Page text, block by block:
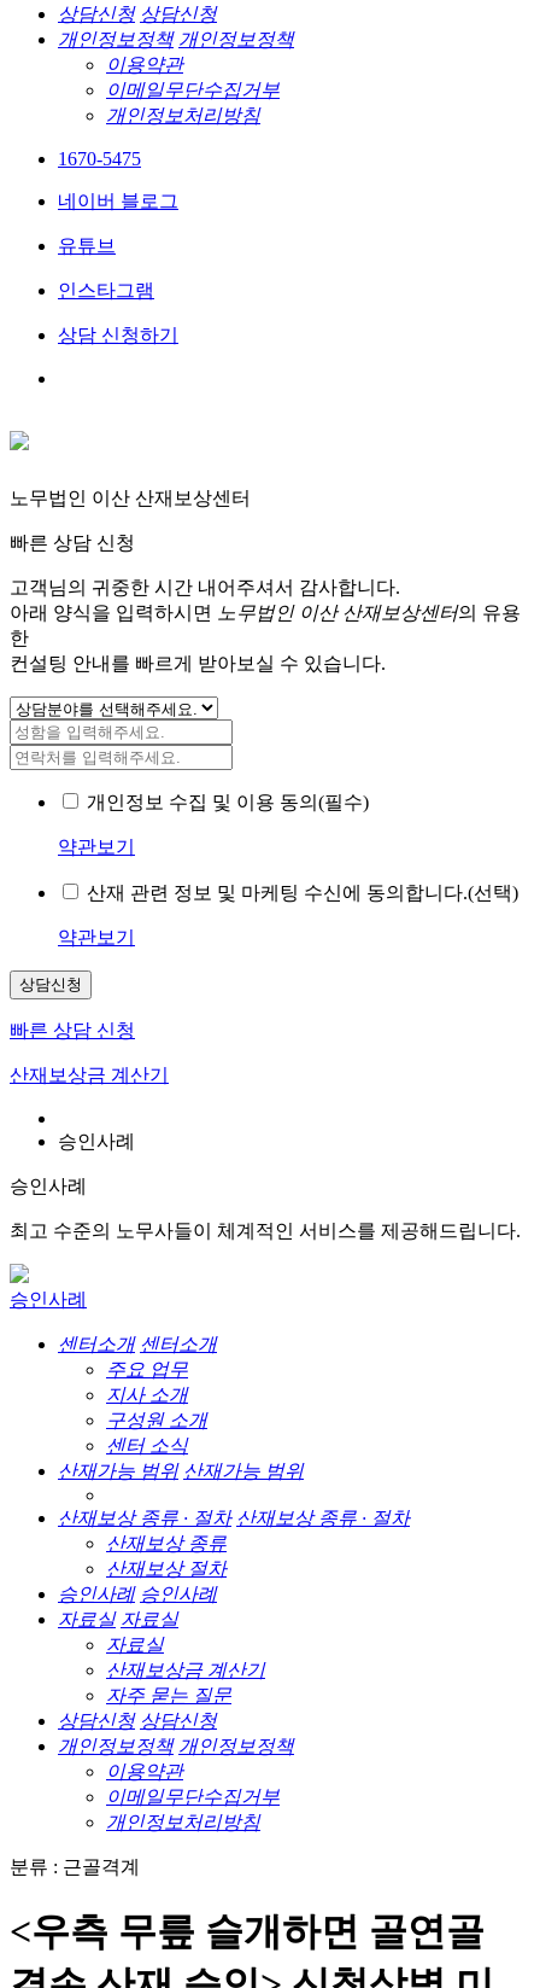
상담신청 상담신청
개인정보정책 개인정보정책
이용약관
이메일무단수집거부
개인정보처리방침
1670-5475
네이버 블로그
유튜브
인스타그램
상담 신청하기
노무법인 이산 산재보상센터
빠른 상담 신청
고객님의 귀중한 시간 내어주셔서 감사합니다.
아래 양식을 입력하시면
노무법인 이산 산재보상센터의 유용
한
컨설팅 안내를 빠르게 받아보실 수 있습니다.
개인정보 수집 및 이용 동의(필수)
약관보기
산재 관련 정보 및 마케팅 수신에 동의합니다.(선택)
약관보기
상담신청
빠른 상담 신청
산재보상금 계산기
승인사례
승인사례
최고 수준의 노무사들이 체계적인 서비스를 제공해드립니다.
승인사례
센터소개 센터소개
주요 업무
지사 소개
구성원 소개
센터 소식
산재가능 범위 산재가능 범위
산재보상 종류 · 절차 산재보상 종류 · 절차
산재보상 종류
산재보상 절차
승인사례 승인사례
자료실 자료실
자료실
산재보상금 계산기
자주 묻는 질문
상담신청 상담신청
개인정보정책 개인정보정책
이용약관
이메일무단수집거부
개인정보처리방침
분류 : 근골격계
<우측 무릎 슬개하면 골연골